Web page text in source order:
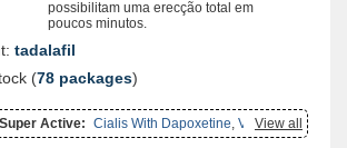
possibilitam uma erecção total em
poucos minutos.
tadalafil
(78 packages)
View all
Active: Cialis With Dapoxetine, Viagra
Cialis Soft,Cialis,Cialis Soft Flavored,Cialis